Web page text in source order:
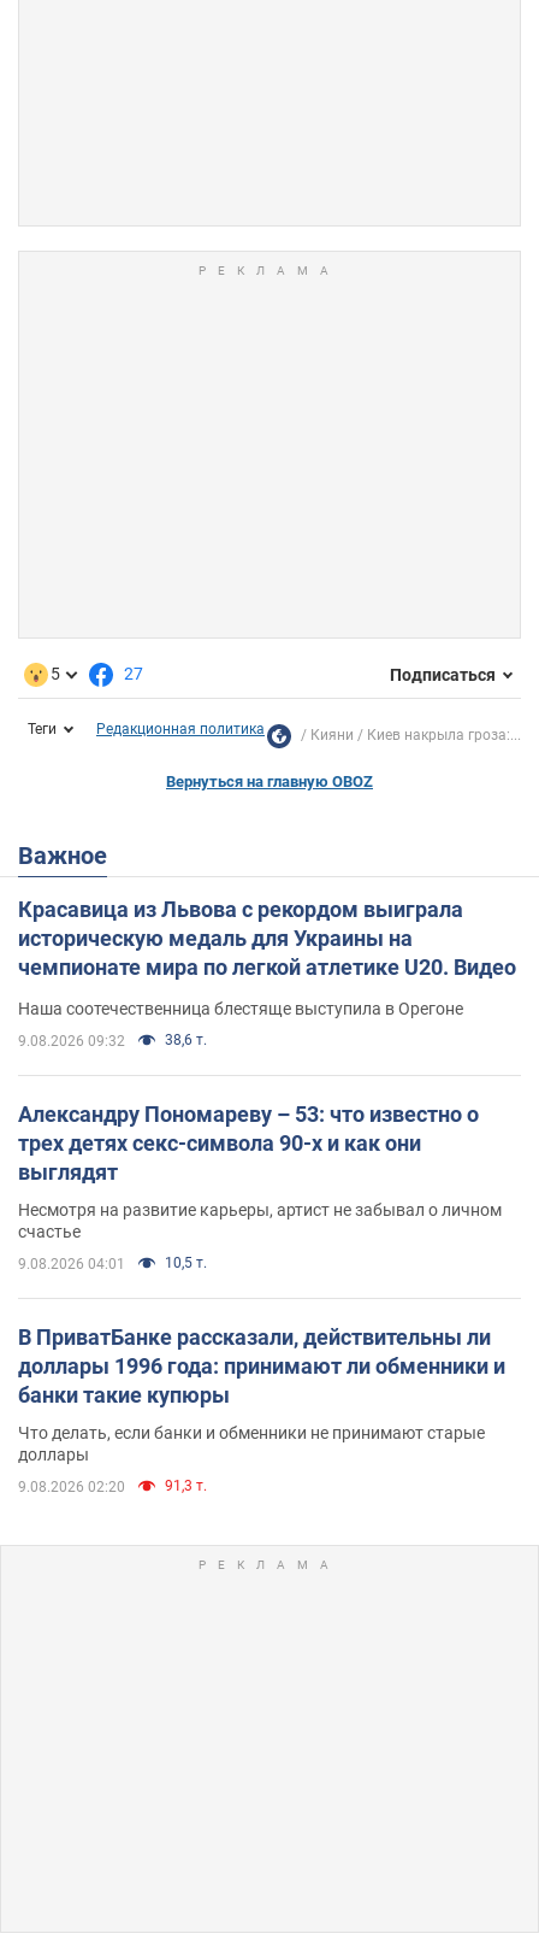
5 27 Подписаться
Теги Редакционная политика Кияни Киев накрыла гроза:...
Вернуться на главную OBOZ
Важное
Красавица из Львова с рекордом выиграла
историческую медаль для Украины на
чемпионате мира по легкой атлетике U20. Видео
Наша соотечественница блестяще выступила в Орегоне
9.08.2026 09:32 38,6 т.
Александру Пономареву – 53: что известно о
трех детях секс-символа 90-х и как они
выглядят
Несмотря на развитие карьеры, артист не забывал о личном
счастье
9.08.2026 04:01 10,5 т.
В ПриватБанке рассказали, действительны ли
доллары 1996 года: принимают ли обменники и
банки такие купюры
Что делать, если банки и обменники не принимают старые
доллары
9.08.2026 02:20 91,3 т.